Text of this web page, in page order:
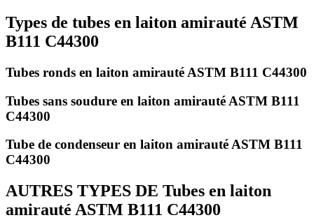
Types de tubes en laiton amirauté ASTM
B111 C44300
Tubes ronds en laiton amirauté ASTM B111 C44300
Tubes sans soudure en laiton amirauté ASTM B111
C44300
Tube de condenseur en laiton amirauté ASTM B111
C44300
AUTRES TYPES DE Tubes en laiton
amirauté ASTM B111 C44300